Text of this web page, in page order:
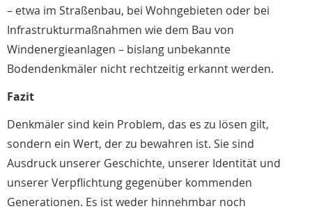
– etwa im Straßenbau, bei Wohngebieten oder bei
Infrastrukturmaßnahmen wie dem Bau von
Windenergieanlagen – bislang unbekannte
Bodendenkmäler nicht rechtzeitig erkannt werden.
Fazit
Denkmäler sind kein Problem, das es zu lösen gilt,
sondern ein Wert, der zu bewahren ist. Sie sind
Ausdruck unserer Geschichte, unserer Identität und
unserer Verpflichtung gegenüber kommenden
Generationen. Es ist weder hinnehmbar noch